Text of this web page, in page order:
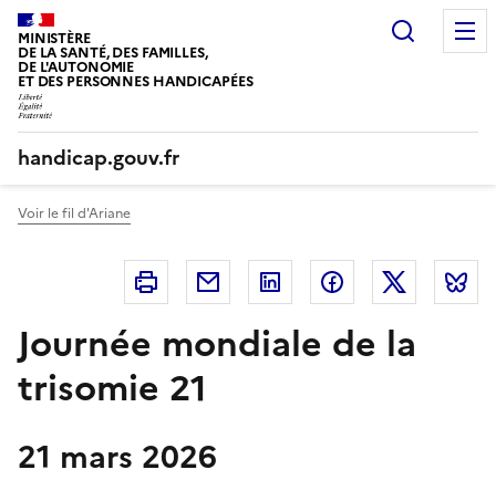
Panneau de gestion des cookies
MINISTÈRE
DE LA SANTÉ, DES FAMILLES,
DE L'AUTONOMIE
ET DES PERSONNES HANDICAPÉES
handicap.gouv.fr
Voir le fil d'Ariane
Imprimer Courriel Linkedin FacebookTwitter
Journée mondiale de la
trisomie 21
21 mars 2026